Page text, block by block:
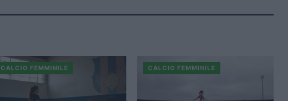
CALCIO FEMMINILE CALCIO FEMMINILE